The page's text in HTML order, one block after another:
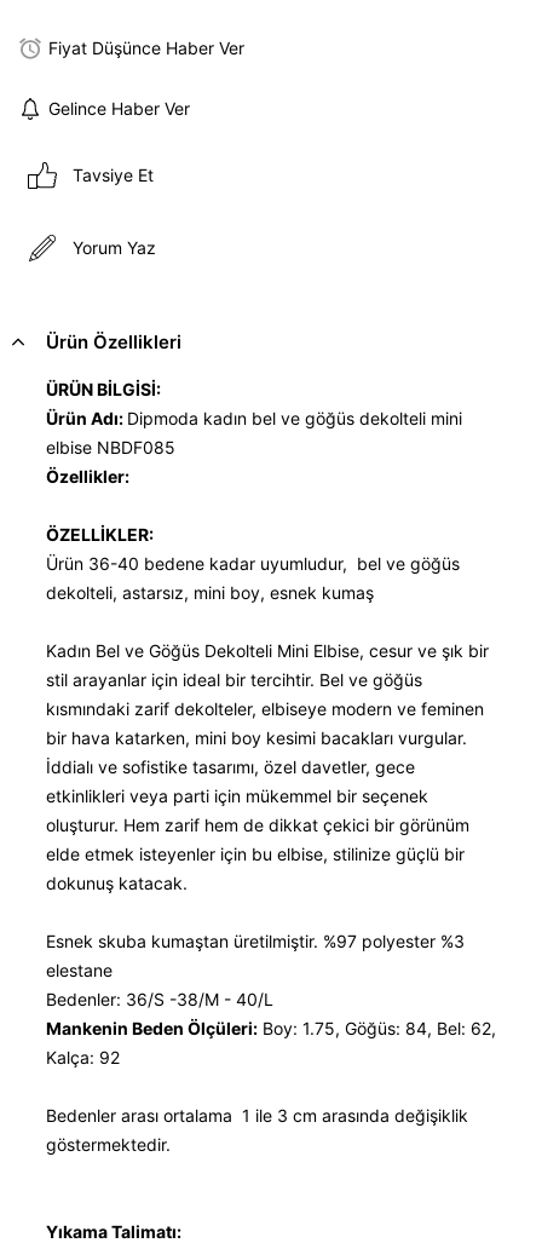
Fiyat Düşünce Haber Ver
Gelince Haber Ver
Tavsiye Et
Yorum Yaz
Ürün Özellikleri
ÜRÜN BİLGİSİ:
Ürün Adı: Dipmoda kadın bel ve göğüs dekolteli mini
elbise NBDF085
Özellikler:
ÖZELLİKLER:
Ürün 36-40 bedene kadar uyumludur, bel ve göğüs
dekolteli, astarsız, mini boy, esnek kumaş
Kadın Bel ve Göğüs Dekolteli Mini Elbise, cesur ve şık bir
stil arayanlar için ideal bir tercihtir. Bel ve göğüs
kısmındaki zarif dekolteler, elbiseye modern ve feminen
bir hava katarken, mini boy kesimi bacakları vurgular.
İddialı ve sofistike tasarımı, özel davetler, gece
etkinlikleri veya parti için mükemmel bir seçenek
oluşturur. Hem zarif hem de dikkat çekici bir görünüm
elde etmek isteyenler için bu elbise, stilinize güçlü bir
dokunuş katacak.
Esnek skuba kumaştan üretilmiştir. %97 polyester %3
elestane
Bedenler: 36/S -38/M - 40/L
Mankenin Beden Ölçüleri: Boy: 1.75, Göğüs: 84, Bel: 62,
Kalça: 92
Bedenler arası ortalama 1 ile 3 cm arasında değişiklik
göstermektedir.
Yıkama Talimatı: